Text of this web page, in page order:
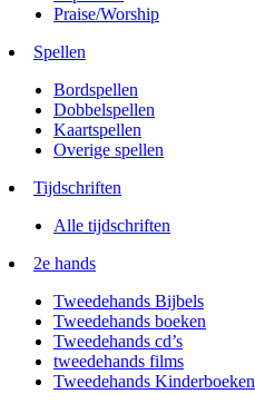
Praise/Worship
Spellen
Bordspellen
Dobbelspellen
Kaartspellen
Overige spellen
Tijdschriften
Alle tijdschriften
2e hands
Tweedehands Bijbels
Tweedehands boeken
Tweedehands cd’s
tweedehands films
Tweedehands Kinderboeken